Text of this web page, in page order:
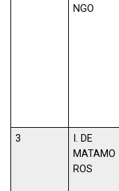
NGO
3
I. DE
MATAMO
ROS